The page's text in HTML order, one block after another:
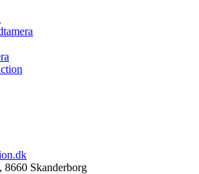
8660 Skanderborg